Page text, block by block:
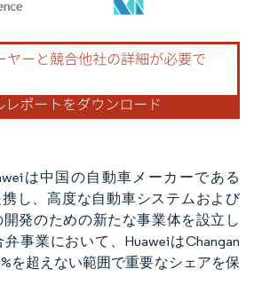
再利用にはCC BY 4.0の表示が必要です。
は中国の自動車メーカーである
携し、高度な自動車システムおよび
発のための新たな事業体を設立し
事業において、HuaweiはChangan
を超えない範囲で重要なシェアを保